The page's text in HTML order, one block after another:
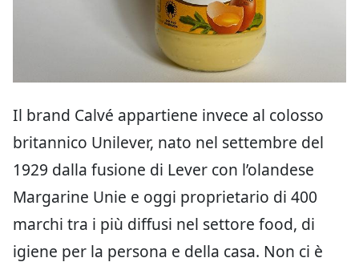
Il brand Calvé appartiene invece al colosso
britannico Unilever, nato nel settembre del
1929 dalla fusione di Lever con l’olandese
Margarine Unie e oggi proprietario di 400
marchi tra i più diffusi nel settore food, di
igiene per la persona e della casa. Non ci è